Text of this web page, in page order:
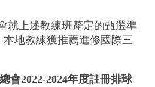
就上述教練班釐定的甄選準
本地教練獲推薦進修國際三
會2022-2024年度註冊排球